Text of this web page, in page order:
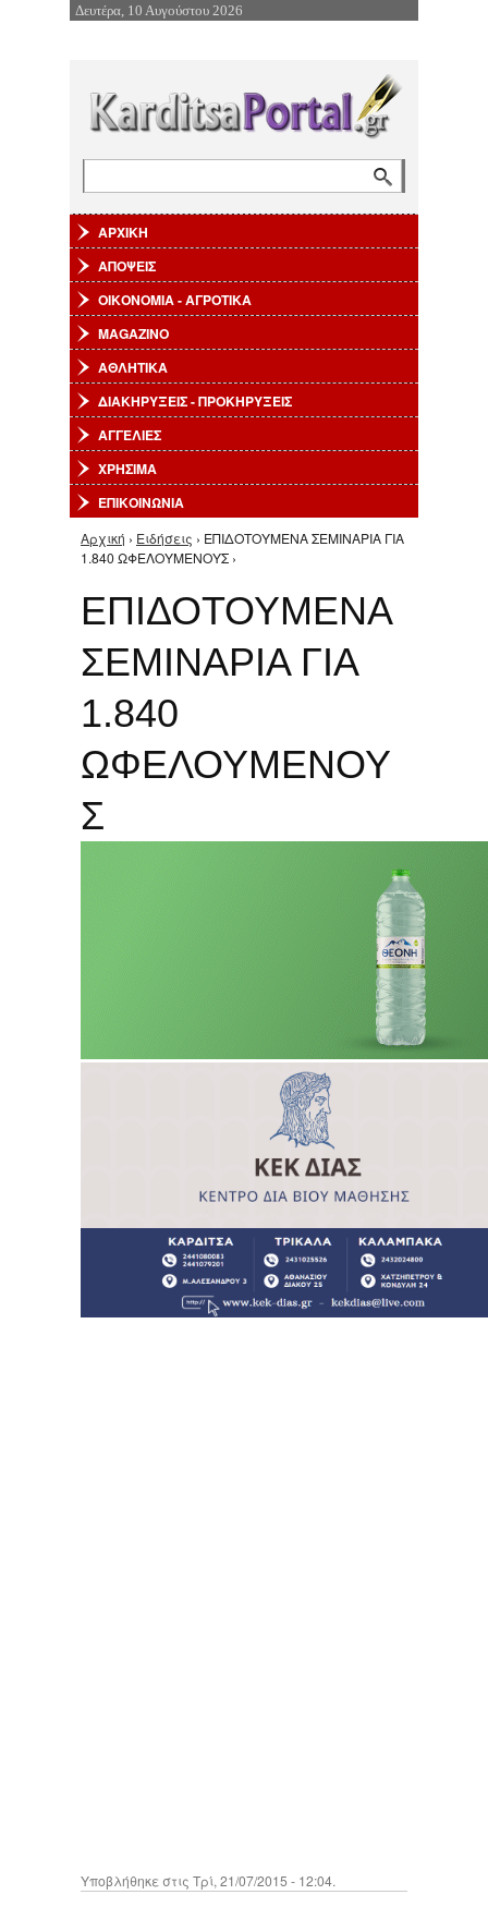
Επιστροφή στην Πλοήγηση
Δευτέρα, 10 Αυγούστου 2026
ΑΡΧΙΚΗ
ΑΠΟΨΕΙΣ
ΟΙΚΟΝΟΜΙΑ - ΑΓΡΟΤΙΚΑ
MAGAZINO
ΑΘΛΗΤΙΚΑ
ΔΙΑΚΗΡΥΞΕΙΣ - ΠΡΟΚΗΡΥΞΕΙΣ
ΑΓΓΕΛΙΕΣ
ΧΡΗΣΙΜΑ
ΕΠΙΚΟΙΝΩΝΙΑ
Είστε εδώ
Αρχική › Ειδήσεις › ΕΠΙΔΟΤΟΥΜΕΝΑ ΣΕΜΙΝΑΡΙΑ ΓΙΑ
1.840 ΩΦΕΛΟΥΜΕΝΟΥΣ ›
ΕΠΙΔΟΤΟΥΜΕΝΑ
ΣΕΜΙΝΑΡΙΑ ΓΙΑ
1.840
ΩΦΕΛΟΥΜΕΝΟΥ
Σ
Υποβλήθηκε στις Τρί, 21/07/2015 - 12:04.